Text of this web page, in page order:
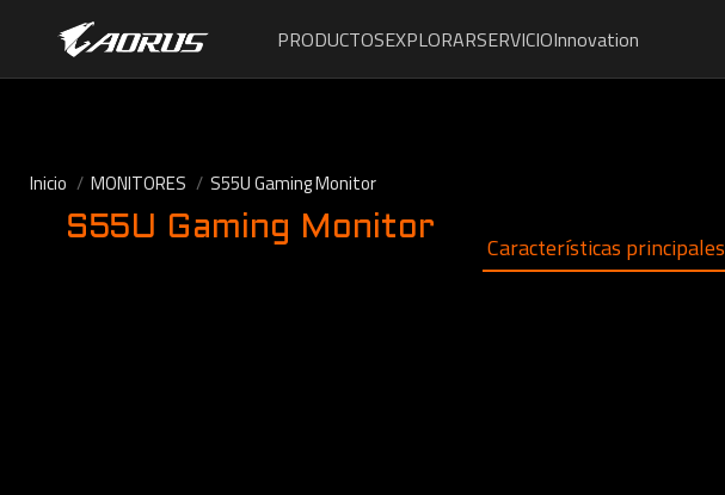
PRODUCTOSEXPLORARSERVICIOInnovation
Inicio MONITORES S55U Gaming Monitor
S55U Gaming Monitor
Características principales